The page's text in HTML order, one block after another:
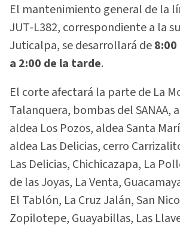
El mantenimiento general de la
JUT-L382, correspondiente a la
Juticalpa, se desarrollará de
a 2:00 de la tarde.
El corte afectará la parte de La
Talanquera, bombas del SANAA,
aldea Los Pozos, aldea Santa
aldea Las Delicias, cerro
Las Delicias, Chichicazapa, La
de las Joyas, La Venta,
El Tablón, La Cruz Jalán, San
Zopilotepe, Guayabillas, Las